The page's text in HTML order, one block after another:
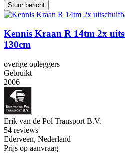
Stuur bericht
Kennis Kraan R 14tm 2x
130cm
overige opleggers
Gebruikt
2006
Erik van de Pol Transport B.V.
54 reviews
Ederveen, Nederland
Prijs op aanvraag